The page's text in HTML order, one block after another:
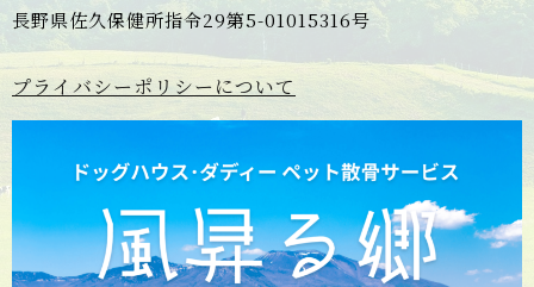
長野県佐久保健所指令29第5-01015316号
プライバシーポリシーについて